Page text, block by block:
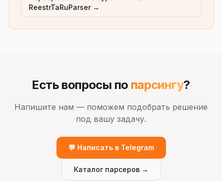
ReestrTaRuParser →
Есть вопросы по парсингу?
Напишите нам — поможем подобрать решение
под вашу задачу.
💬 Написать в Telegram
Каталог парсеров →